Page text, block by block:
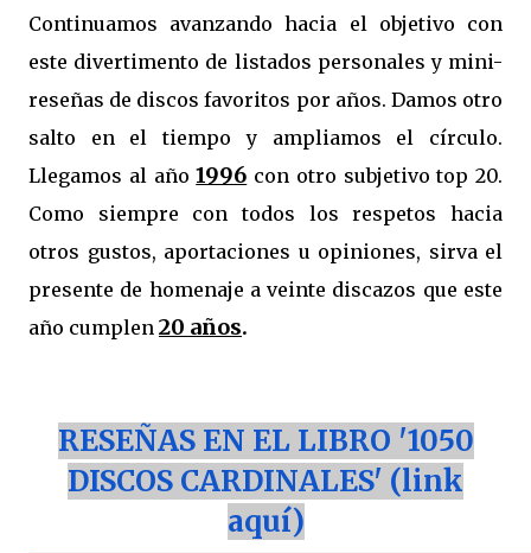
Continuamos avanzando hacia el objetivo con
este divertimento de listados personales y mini-
reseñas de discos favoritos por años. Damos otro
salto en el tiempo y ampliamos el círculo.
Llegamos al año1996 con otro subjetivo top 20.
Como siempre con todos los respetos hacia
otros gustos, aportaciones u opiniones, sirva el
presente de homenaje a veinte discazos que este
año cumplen 20 años.
RESEÑAS EN EL LIBRO '1050
DISCOS CARDINALES' (link
aquí)